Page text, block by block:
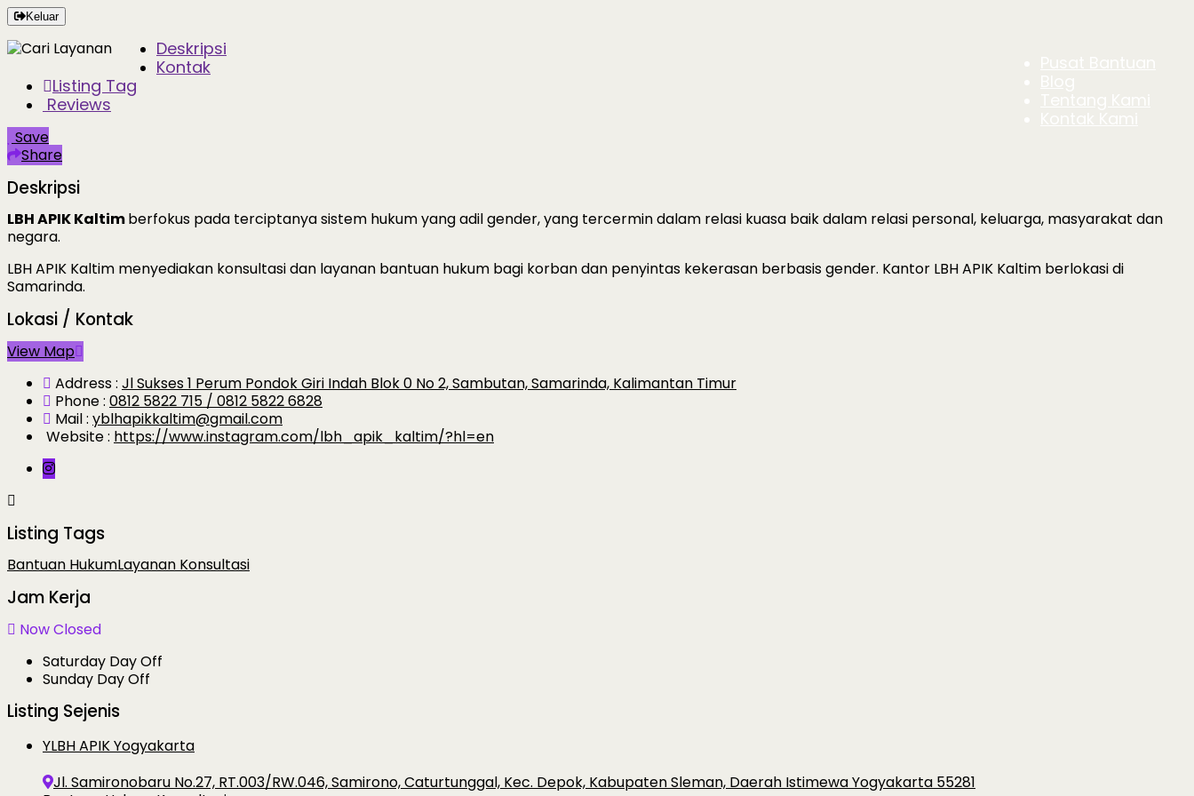
Keluar
Deskripsi
Kontak
Listing Tag
Reviews
Save
Share
Deskripsi
LBH APIK Kaltimberfokus pada terciptanya sistem hukum yang adil gender, yang tercermin dalam relasi kuasa baik dalam relasi personal, keluarga, masyarakat dan
negara.
LBH APIK Kaltim menyediakan konsultasi dan layanan bantuan hukum bagi korban dan penyintas kekerasan berbasis gender. Kantor LBH APIK Kaltim berlokasi di
Samarinda.
Lokasi / Kontak
View Map
Address : Jl Sukses 1 Perum Pondok Giri Indah Blok 0 No 2, Sambutan, Samarinda, Kalimantan Timur
Phone : 0812 5822 715 / 0812 5822 6828
Mail : yblhapikkaltim@gmail.com
Website : https://www.instagram.com/lbh_apik_kaltim/?hl=en
Listing Tags
Bantuan HukumLayanan Konsultasi
Jam Kerja
Now Closed
Saturday Day Off
Sunday Day Off
Listing Sejenis
YLBH APIK Yogyakarta
Jl. Samironobaru No.27, RT.003/RW.046, Samirono, Caturtunggal, Kec. Depok, Kabupaten Sleman, Daerah Istimewa Yogyakarta 55281